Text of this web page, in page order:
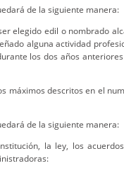
de la siguiente manera:
elegido edil o nombrado
alguna actividad
los dos años
máximos descritos en el
de la siguiente manera:
la ley, los